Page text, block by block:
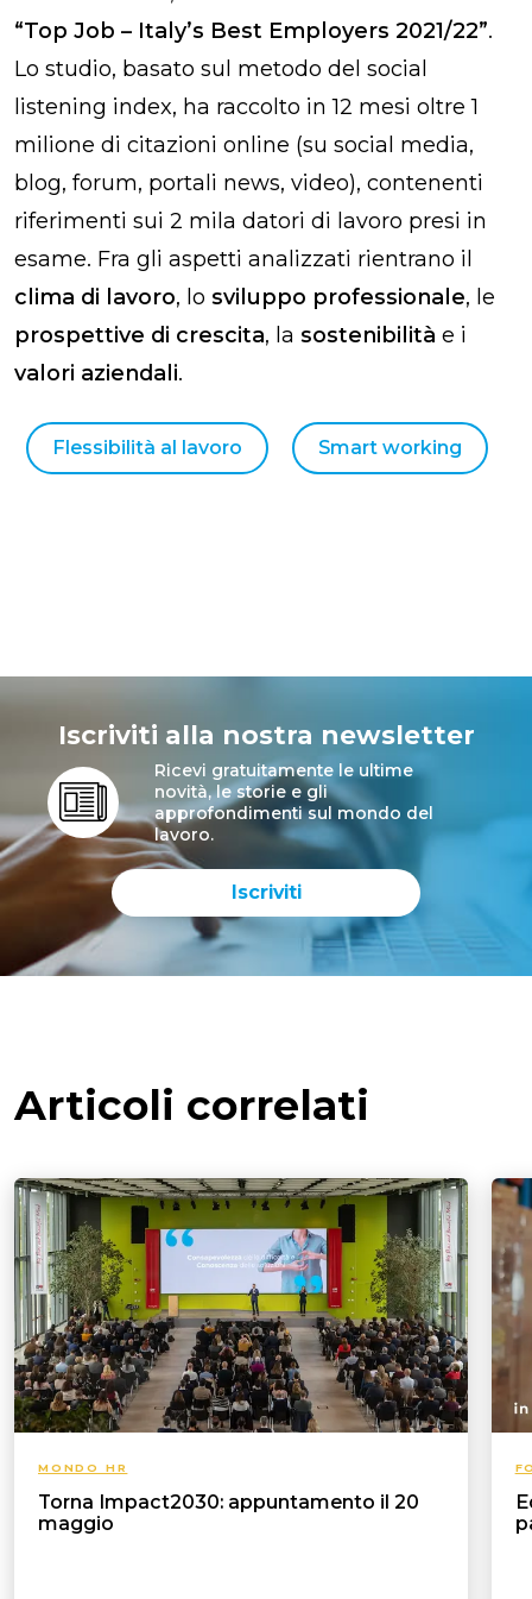
“Top Job – Italy’s Best Employers 2021/22”.
Lo studio, basato sul metodo del social
listening index, ha raccolto in 12 mesi oltre 1
milione di citazioni online (su social media,
blog, forum, portali news, video), contenenti
riferimenti sui 2 mila datori di lavoro presi in
esame. Fra gli aspetti analizzati rientrano il
clima di lavoro, lo sviluppo professionale, le
prospettive di crescita, la sostenibilità e i
valori aziendali.
Flessibilità al lavoro Smart working
Iscriviti alla nostra newsletter
Ricevi gratuitamente le ultime
novità, le storie e gli
approfondimenti sul mondo del
lavoro.
Iscriviti
Articoli correlati
MONDO HR
Torna Impact2030: appuntamento il 20
maggio